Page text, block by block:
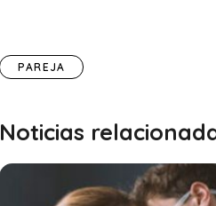
PAREJA
Noticias